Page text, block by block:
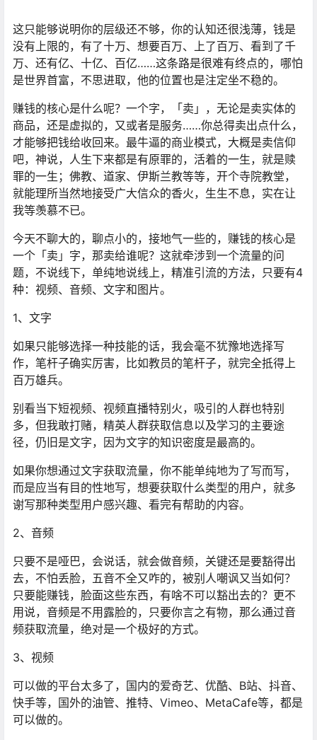
这只能够说明你的层级还不够，你的认知还很浅薄，钱是
没有上限的，有了十万、想要百万、上了百万、看到了千
万、还有亿、十亿、百亿……这条路是很难有终点的，哪怕
是世界首富，不思进取，他的位置也是注定坐不稳的。
赚钱的核心是什么呢？一个字，「卖」，无论是卖实体的
商品，还是虚拟的，又或者是服务……你总得卖出点什么，
才能够把钱给收回来。最牛逼的商业模式，大概是卖信仰
吧，神说，人生下来都是有原罪的，活着的一生，就是赎
罪的一生；佛教、道家、伊斯兰教等等，开个寺院教堂，
就能理所当然地接受广大信众的香火，生生不息，实在让
我等羡慕不已。
今天不聊大的，聊点小的，接地气一些的，赚钱的核心是
一个「卖」字，那卖给谁呢？这就牵涉到一个流量的问
题，不说线下，单纯地说线上，精准引流的方法，只要有4
种：视频、音频、文字和图片。
1、文字
如果只能够选择一种技能的话，我会毫不犹豫地选择写
作，笔杆子确实厉害，比如教员的笔杆子，就完全抵得上
百万雄兵。
别看当下短视频、视频直播特别火，吸引的人群也特别
多，但我敢打赌，精英人群获取信息以及学习的主要途
径，仍旧是文字，因为文字的知识密度是最高的。
如果你想通过文字获取流量，你不能单纯地为了写而写，
而是应当有目的性地写，想要获取什么类型的用户，就多
谢写那种类型用户感兴趣、看完有帮助的内容。
2、音频
只要不是哑巴，会说话，就会做音频，关键还是要豁得出
去，不怕丢脸，五音不全又咋的，被别人嘲讽又当如何？
只要能赚钱，脸面这些东西，有啥不可以豁出去的？更不
用说，音频是不用露脸的，只要你言之有物，那么通过音
频获取流量，绝对是一个极好的方式。
3、视频
可以做的平台太多了，国内的爱奇艺、优酷、B站、抖音、
快手等，国外的油管、推特、Vimeo、MetaCafe等，都是
可以做的。